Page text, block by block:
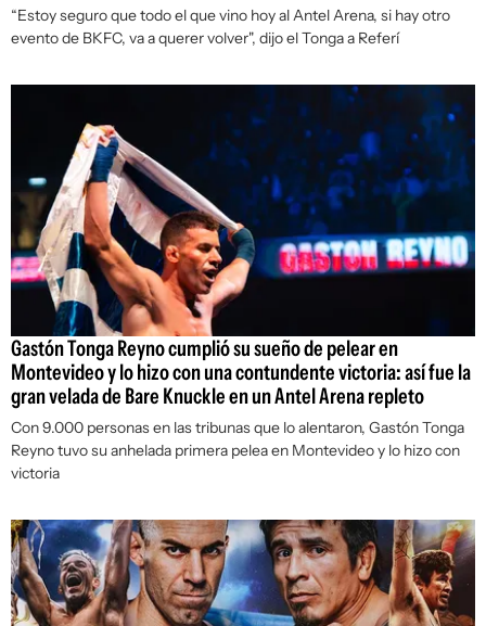
“Estoy seguro que todo el que vino hoy al Antel Arena, si hay otro
evento de BKFC, va a querer volver", dijo el Tonga a Referí
Gastón Tonga Reyno cumplió su sueño de pelear en
Montevideo y lo hizo con una contundente victoria: así fue la
gran velada de Bare Knuckle en un Antel Arena repleto
Con 9.000 personas en las tribunas que lo alentaron, Gastón Tonga
Reyno tuvo su anhelada primera pelea en Montevideo y lo hizo con
victoria